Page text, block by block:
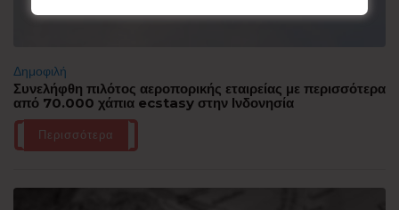
Δημοφιλή
Συνελήφθη πιλότος αεροπορικής εταιρείας με περισσότερα
από 70.000 χάπια ecstasy στην Ινδονησία
Περισσότερα